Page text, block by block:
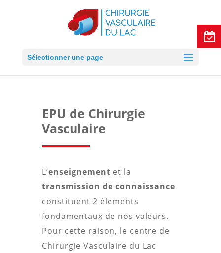
Sélectionner une page
EPU de Chirurgie
Vasculaire
L’enseignement et la
transmission de connaissance
constituent 2 éléments
fondamentaux de nos valeurs.
Pour cette raison, le centre de
Chirurgie Vasculaire du Lac